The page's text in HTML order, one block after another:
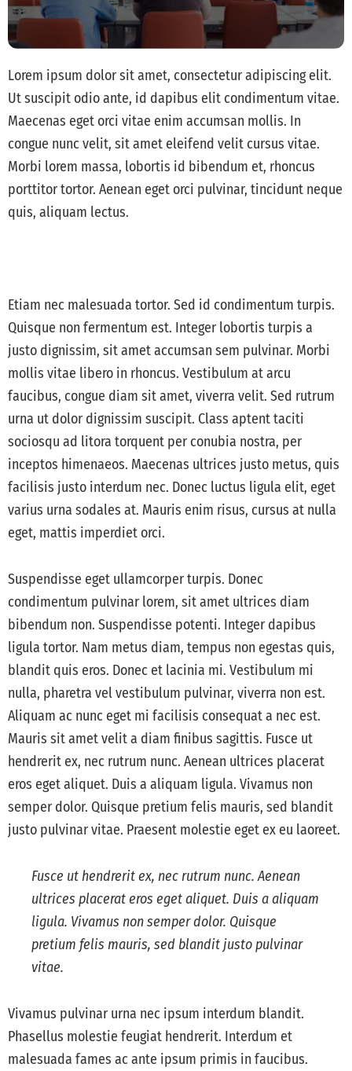
Lorem ipsum dolor sit amet, consectetur adipiscing elit.
Ut suscipit odio ante, id dapibus elit condimentum vitae.
Maecenas eget orci vitae enim accumsan mollis. In
congue nunc velit, sit amet eleifend velit cursus vitae.
Morbi lorem massa, lobortis id bibendum et, rhoncus
porttitor tortor. Aenean eget orci pulvinar, tincidunt neque
quis, aliquam lectus.
Etiam nec malesuada tortor. Sed id condimentum turpis.
Quisque non fermentum est. Integer lobortis turpis a
justo dignissim, sit amet accumsan sem pulvinar. Morbi
mollis vitae libero in rhoncus. Vestibulum at arcu
faucibus, congue diam sit amet, viverra velit. Sed rutrum
urna ut dolor dignissim suscipit. Class aptent taciti
sociosqu ad litora torquent per conubia nostra, per
inceptos himenaeos. Maecenas ultrices justo metus, quis
facilisis justo interdum nec. Donec luctus ligula elit, eget
varius urna sodales at. Mauris enim risus, cursus at nulla
eget, mattis imperdiet orci.
Suspendisse eget ullamcorper turpis. Donec
condimentum pulvinar lorem, sit amet ultrices diam
bibendum non. Suspendisse potenti. Integer dapibus
ligula tortor. Nam metus diam, tempus non egestas quis,
blandit quis eros. Donec et lacinia mi. Vestibulum mi
nulla, pharetra vel vestibulum pulvinar, viverra non est.
Aliquam ac nunc eget mi facilisis consequat a nec est.
Mauris sit amet velit a diam finibus sagittis. Fusce ut
hendrerit ex, nec rutrum nunc. Aenean ultrices placerat
eros eget aliquet. Duis a aliquam ligula. Vivamus non
semper dolor. Quisque pretium felis mauris, sed blandit
justo pulvinar vitae. Praesent molestie eget ex eu laoreet.
Fusce ut hendrerit ex, nec rutrum nunc. Aenean
ultrices placerat eros eget aliquet. Duis a aliquam
ligula. Vivamus non semper dolor. Quisque
pretium felis mauris, sed blandit justo pulvinar
vitae.
Vivamus pulvinar urna nec ipsum interdum blandit.
Phasellus molestie feugiat hendrerit. Interdum et
malesuada fames ac ante ipsum primis in faucibus.